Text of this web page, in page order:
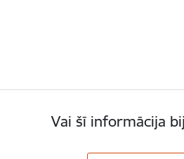
Vai šī informācija